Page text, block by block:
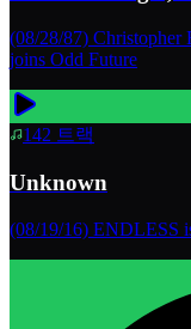
(08/28/87) Christopher
joins Odd Future
142 트랙
Unknown
(08/19/16) ENDLESS